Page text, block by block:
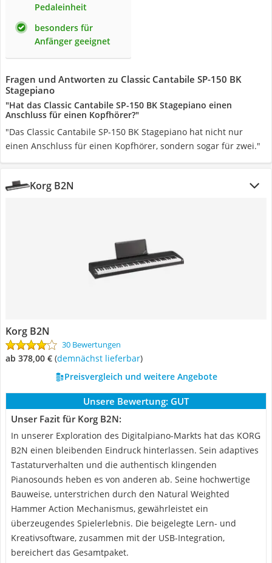
Pedaleinheit
besonders für
Anfänger geeignet
Fragen und Antworten zu Classic Cantabile SP-150 BK
Stagepiano
"Hat das Classic Cantabile SP-150 BK Stagepiano einen
Anschluss für einen Kopfhörer?"
"Das Classic Cantabile SP-150 BK Stagepiano hat nicht nur
einen Anschluss für einen Kopfhörer, sondern sogar für zwei."
Korg B2N
Korg B2N
30 Bewertungen
ab 378,00 € ( Demnächst lieferbar)
Preisvergleich und weitere Angebote
Unsere Bewertung: GUT
Unser Fazit für Korg B2N:
In unserer Exploration des Digitalpiano-Markts hat das KORG
B2N einen bleibenden Eindruck hinterlassen. Sein adaptives
Tastaturverhalten und die authentisch klingenden
Pianosounds heben es von anderen ab. Seine hochwertige
Bauweise, unterstrichen durch den Natural Weighted
Hammer Action Mechanismus, gewährleistet ein
überzeugendes Spielerlebnis. Die beigelegte Lern- und
Kreativsoftware, zusammen mit der USB-Integration,
bereichert das Gesamtpaket.